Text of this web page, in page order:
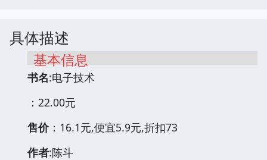
具体描述
基本信息
书名:电子技术
：22.00元
售价：16.1元,便宜5.9元,折扣73
作者:陈斗